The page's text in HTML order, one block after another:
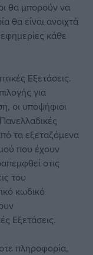
θα μπορούν να
θα είναι ανοιχτά
κάθε
Εξετάσεις.
για
οι υποψήφιοι
τα εξεταζόμενα
που έχουν
στις
του
κωδικό
Εξετάσεις.
πληροφορία,